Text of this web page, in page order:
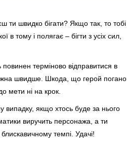
ти швидко бігати? Якщо так, то тобі
в тому і полягає – бігти з усіх сил,
терміново відправитися в
швидше. Шкода, що герой погано
мети ні на крок.
випадку, якщо хтось буде за нього
виручить персонажа, а ти
темпі. Удачі!